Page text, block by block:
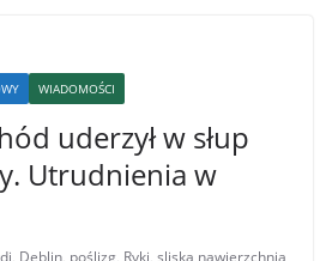
WIADOMOŚCI
uderzył w słup
Utrudnienia w
, Dęblin, poślizg, Ryki, sliska nawierzchnia